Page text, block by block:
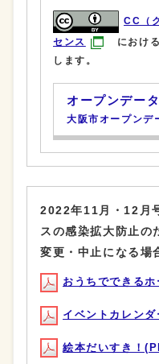
CC（
センス
におけ
します。
オープンデー
大阪市オープンデ
2022年11月・12月
スの感染拡大防止の
変更・中止になる場
おうちでできる
イベントカレン
絵本だいすき！